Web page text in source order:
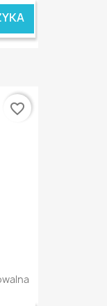
favorite_border